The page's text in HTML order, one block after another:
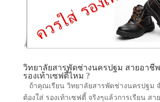
วิทยาลัยสารพัดช่างนครปฐม สายอาชี
รองเท้าเซฟตี้ไหม ?
ถ้าคุณเรียน วิทยาลัยสารพัดช่างนครปฐม
ต้องใส่ รองเท้าเซฟตี้ จริงๆแล้วการเรียน สา